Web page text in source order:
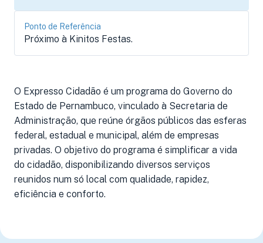
Ponto de Referência
Próximo à Kinitos Festas.
O Expresso Cidadão é um programa do Governo do
Estado de Pernambuco, vinculado à Secretaria de
Administração, que reúne órgãos públicos das esferas
federal, estadual e municipal, além de empresas
privadas. O objetivo do programa é simplificar a vida
do cidadão, disponibilizando diversos serviços
reunidos num só local com qualidade, rapidez,
eficiência e conforto.